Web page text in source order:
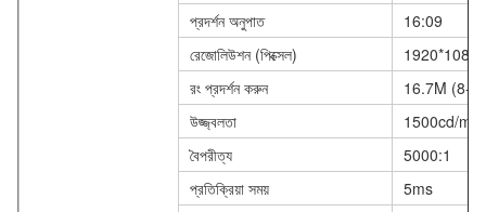
প্রদর্শন অনুপাত
16:09
রেজোলিউশন (পিক্সেল)
1920*1080
রং প্রদর্শন করুন
16.7M (8-
উজ্জ্বলতা
1500cd/m2
বৈপরীত্য
5000:1
প্রতিক্রিয়া সময়
5ms